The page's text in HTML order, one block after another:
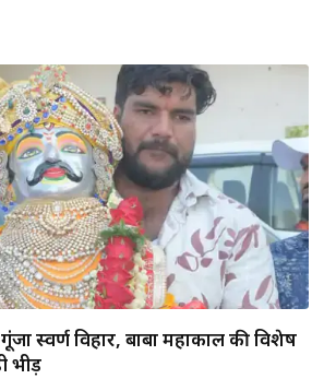
स्वर्ण विहार, बाबा महाकाल की विशेष
भीड़